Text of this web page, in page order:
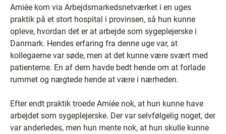
Amiée kom via Arbejdsmarkedsnetværket i en uges
praktik på et stort hospital i provinsen, så hun kunne
opleve, hvordan det er at arbejde som sygeplejerske i
Danmark. Hendes erfaring fra denne uge var, at
kollegaerne var søde, men at det kunne være svært med
patienterne. En af dem havde bedt hende om at forlade
rummet og nægtede hende at være i nærheden.
Efter endt praktik troede Amiée nok, at hun kunne have
arbejdet som sygeplejerske. Der var selvfølgelig noget, der
var anderledes, men hun mente nok, at hun skulle kunne